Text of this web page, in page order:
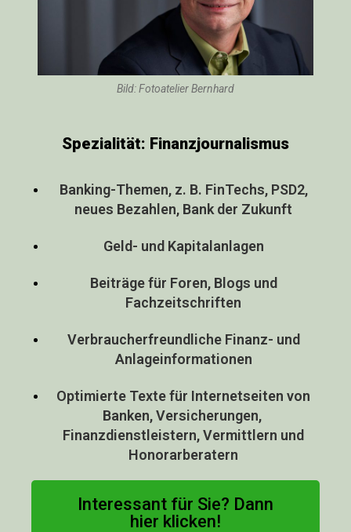
Bild: Fotoatelier Bernhard
Spezialität: Finanzjournalismus
Banking-Themen, z. B. FinTechs, PSD2,
neues Bezahlen, Bank der Zukunft
Geld- und Kapitalanlagen
Beiträge für Foren, Blogs und
Fachzeitschriften
Verbraucherfreundliche Finanz- und
Anlageinformationen
Optimierte Texte für Internetseiten von
Banken, Versicherungen,
Finanzdienstleistern, Vermittlern und
Honorarberatern
Interessant für Sie? Dann
hier klicken!